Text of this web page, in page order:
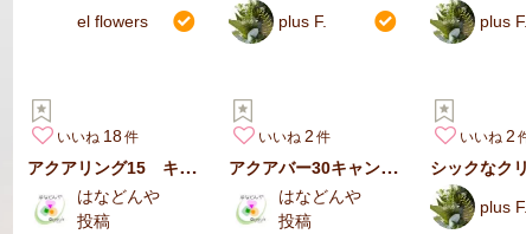
el flowers plus F. plus F.
いいね 18
アクアリング15 キャンドルアレンジ
はなどんや
投稿
いいね 2
アクアバー30キャンドルアレンジ
はなどんや
投稿
いいね 2
plus F.